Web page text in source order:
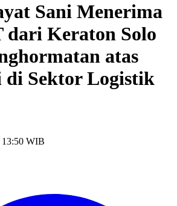
Sani Menerima
dari Keraton Solo
atas
Sektor Logistik
13:50 WIB